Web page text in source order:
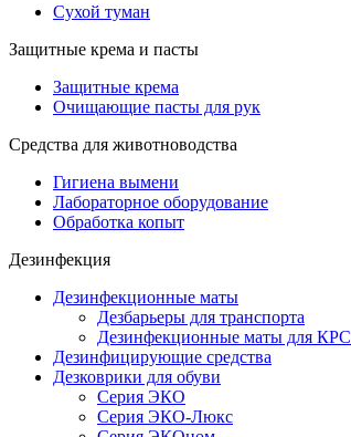
Сухой туман
Защитные крема и пасты
Защитные крема
Очищающие пасты для рук
Средства для животноводства
Гигиена вымени
Лабораторное оборудование
Обработка копыт
Дезинфекция
Дезинфекционные маты
Дезбарьеры для транспорта
Дезинфекционные маты для КРС
Дезинфицирующие средства
Дезковрики для обуви
Серия ЭКО
Серия ЭКО-Люкс